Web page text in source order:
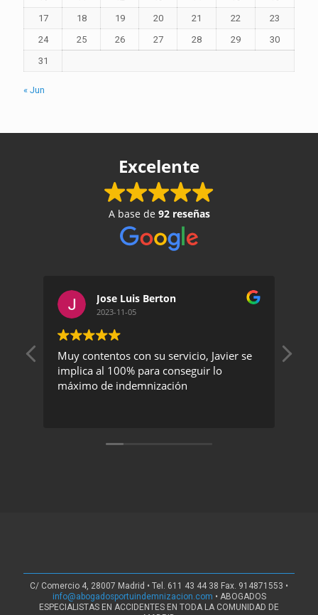
17
18 19 20 21 22
23
24
25 26 27 28 29
30
31
« Jun
Excelente
A base de 92 reseñas
Jose Luis Berton
2023-11-05
Muy contentos con su servicio, Javier se
implica al 100% para conseguir lo
máximo de indemnización
C/ Comercio 4, 28007 Madrid • Tel. 611 43 44 38 Fax. 914871553 •
info@abogadosportuindemnizacion.com • ABOGADOS
ESPECIALISTAS EN ACCIDENTES EN TODA LA COMUNIDAD DE